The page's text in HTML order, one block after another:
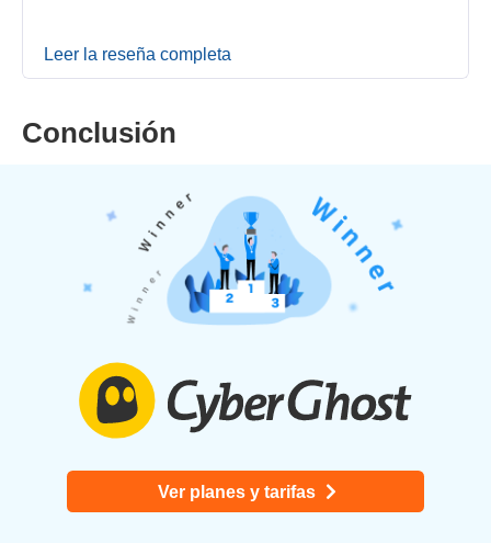
Leer la reseña completa
Conclusión
Ver planes y tarifas